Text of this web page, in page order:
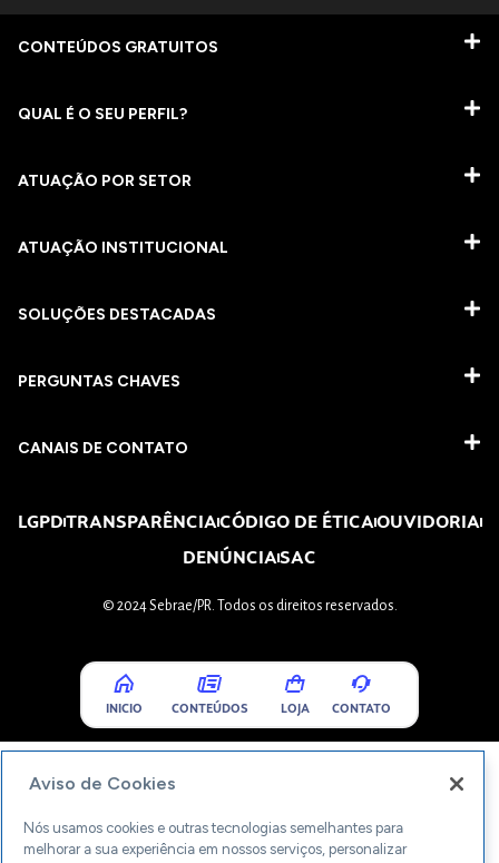
CONTEÚDOS GRATUITOS
QUAL É O SEU PERFIL?
ATUAÇÃO POR SETOR
ATUAÇÃO INSTITUCIONAL
SOLUÇÕES DESTACADAS
PERGUNTAS CHAVES​
CANAIS DE CONTATO
LGPDTRANSPARÊNCIACÓDIGO DE ÉTICAOUVIDORIA
DENÚNCIASAC
© 2024 Sebrae/PR. Todos os direitos reservados.
INICIO CONTEÚDOS LOJA CONTATO
Aviso de Cookies
Nós usamos cookies e outras tecnologias semelhantes para
melhorar a sua experiência em nossos serviços, personalizar